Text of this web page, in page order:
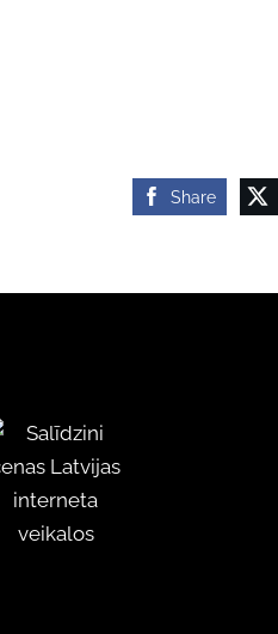
Share